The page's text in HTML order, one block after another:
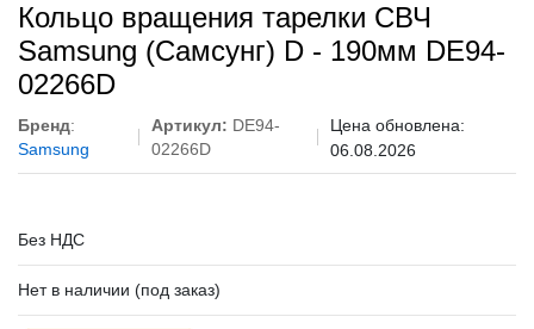
Кольцо вращения тарелки СВЧ
Samsung (Самсунг) D - 190мм DE94-
02266D
Бренд:
Samsung
Артикул: DE94-
02266D
Цена обновлена:
06.08.2026
Без НДС
Нет в наличии (под заказ)